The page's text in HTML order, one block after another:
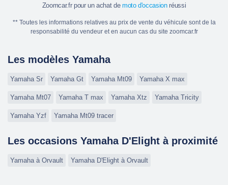
Zoomcar.fr pour un achat de moto d'occasionréussi
** Toutes les informations relatives au prix de vente du véhicule sont de la
responsabilité du vendeur et en aucun cas du site zoomcar.fr
Les modèles Yamaha
Yamaha Sr Yamaha Gt Yamaha Mt09 Yamaha X max
Yamaha Mt07 Yamaha T max Yamaha Xtz Yamaha Tricity
Yamaha Yzf Yamaha Mt09 tracer
Les occasions Yamaha D'Elight à proximité
Yamaha à Orvault Yamaha D'Elight à Orvault